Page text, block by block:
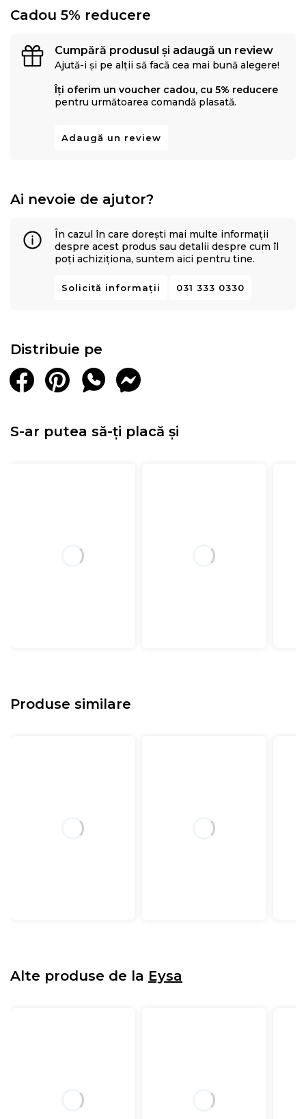
Cadou 5% reducere
Cumpără produsul și adaugă un review
Ajută-i și pe alții să facă cea mai bună alegere!
Îți oferim un voucher cadou, cu 5% reducere
pentru următoarea comandă plasată.
Adaugă un review
Ai nevoie de ajutor?
În cazul în care dorești mai multe informații
despre acest produs sau detalii despre cum îl
poți achiziționa, suntem aici pentru tine.
Solicită informații 031 333 0330
Distribuie pe
S-ar putea să-ți placă și
Produse similare
Alte produse de la Eysa